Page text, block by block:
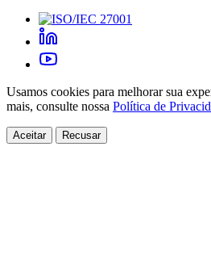
Usamos cookies para melhorar sua
mais, consulte nossa Política de
Aceitar Recusar